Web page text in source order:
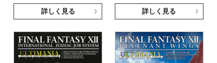
詳しく見る 詳しく見る